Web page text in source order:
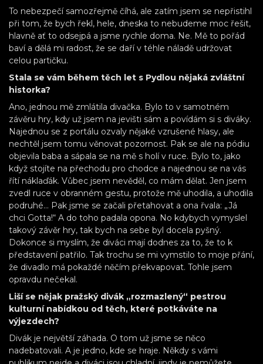
To nebezpečí samozřejmě číhá, ale zatím jsem se nepřistihl
při tom, že bych řekl, hele, dneska to nebudeme moc řešit,
hlavně ať to odsejpá a jsme rychle doma. Ne. Mě to pořád
baví a dělá mi radost, že se daří v téhle náladě udržovat
celou partičku.
Stala se vám během těch let s Pydlou nějaká zvláštní
historka?
Ano, jednou mě zmlátila divačka. Bylo to v samotném
závěru hry, kdy už jsem na jevišti sám a povídám si s diváky.
Najednou se z portálu ozvaly nějaké vzrušené hlasy, ale
nechtěl jsem tomu věnovat pozornost. Pak se ale na pódiu
objevila baba a sápala se na mě s holí v ruce. Bylo to, jako
když stojíte na přechodu pro chodce a najednou se na vás
řítí náklaďák. Vůbec jsem nevěděl, co mám dělat. Jen jsem
zvedl ruce v obranném gestu, protože mě uhodila, a uhodila
podruhé… Pak jsme se začali přetahovat a ona řvala: „Já
chci Gotta!“ A do toho padala opona. No kdybych vymyslel
takový závěr hry, tak bych na sebe byl docela pyšný.
Dokonce si myslím, že diváci mají dodnes za to, že to k
představení patřilo. Tak trochu se mi vymstilo to moje přání,
že divadlo má pokaždé něčím překvapovat. Tohle jsem
opravdu nečekal.
Liší se nějak pražský divák „rozmazlený“ pestrou
kulturní nabídkou od těch, které potkáváte na
výjezdech?
Divák je největší záhada. O tom už jsme se něco
nadebatovali. A je jedno, kde se hraje. Někdy s vámi